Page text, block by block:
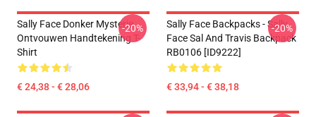
Sally Face Donker Mysterie
Ontvouwen Handtekening T-
Shirt
€ 24,38 - € 28,06
-20%
Sally Face Backpacks - Sally
Face Sal And Travis Backpack
RB0106 [ID9222]
€ 33,94 - € 38,18
-20%